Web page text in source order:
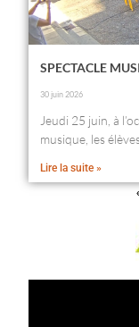
SPECTACLE
30 juin 2026
Jeudi 25 juin, à
musique, les
Lire la suite »